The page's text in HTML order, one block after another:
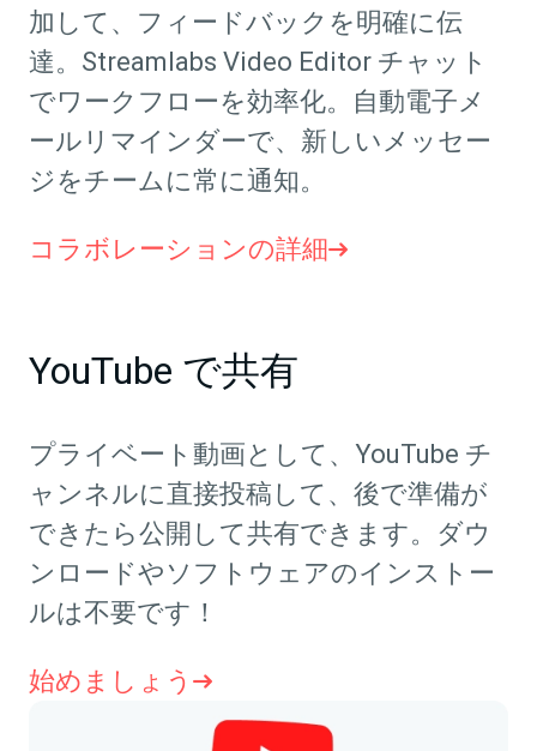
加して、フィードバックを明確に伝
達。Streamlabs Video Editor チャット
でワークフローを効率化。自動電子メ
ールリマインダーで、新しいメッセー
ジをチームに常に通知。
コラボレーションの詳細
YouTube で共有
プライベート動画として、YouTube チ
ャンネルに直接投稿して、後で準備が
できたら公開して共有できます。ダウ
ンロードやソフトウェアのインストー
ルは不要です！
始めましょう